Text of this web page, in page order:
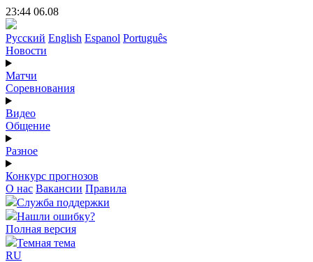
23:44 06.08
Русский English Espanol Português
Новости
Матчи
Соревнования
Видео
Общение
Разное
Конкурс прогнозов
О нас Вакансии Правила
Служба поддержки
Нашли ошибку?
Полная версия
Темная тема
RU